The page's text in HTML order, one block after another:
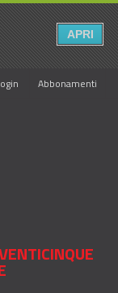
Abbonamenti
APRI